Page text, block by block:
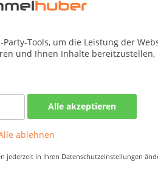
Tools, um die Leistung der
und Ihnen Inhalte
Alle akzeptieren
ablehnen
jederzeit in Ihren Datenschutzeinstellungen
Skonto-
Best-